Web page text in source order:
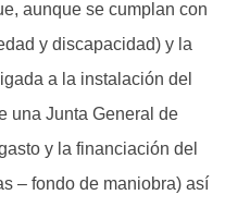
aunque se cumplan con
y discapacidad) y la
a la instalación del
una Junta General de
y la financiación del
– fondo de maniobra) así